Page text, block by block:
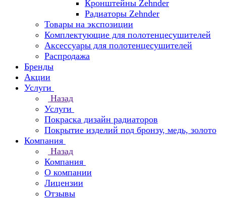
Кронштейны Zehnder
Радиаторы Zehnder
Товары на экспозиции
Комплектующие для полотенцесушителей
Аксессуары для полотенцесушителей
Распродажа
Бренды
Акции
Услуги
Назад
Услуги
Покраска дизайн радиаторов
Покрытие изделий под бронзу, медь, золото
Компания
Назад
Компания
О компании
Лицензии
Отзывы